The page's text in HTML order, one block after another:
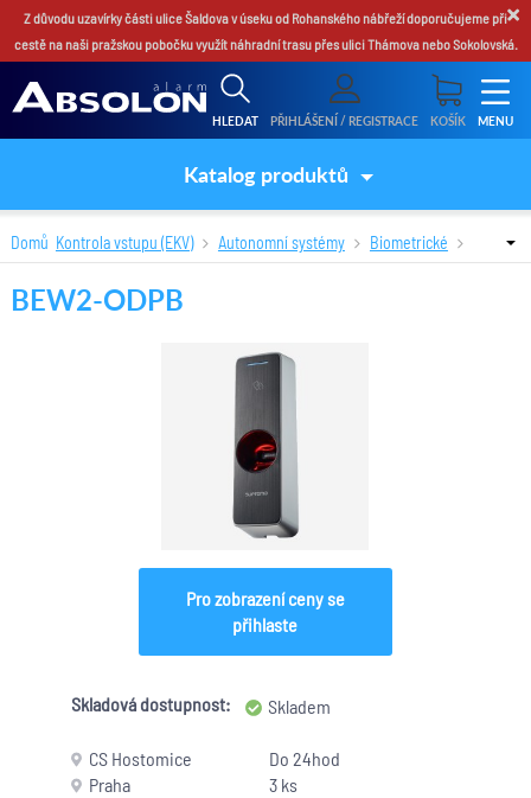
×
Z důvodu uzavírky části ulice Šaldova v úseku od Rohanského nábřeží doporučujeme při
cestě na naši pražskou pobočku využít náhradní trasu přes ulici Thámova nebo Sokolovská.
HLEDAT PŘIHLÁŠENÍ / REGISTRACE KOŠÍK MENU
Katalog produktů
Domů Kontrola vstupu (EKV) Autonomní systémy Biometrické
BEW2-ODPB
Pro zobrazení ceny se
přihlaste
Skladová dostupnost: Skladem
CS Hostomice
Do 24hod
Praha
3 ks